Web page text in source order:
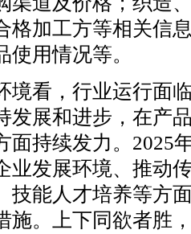
格加工方等相关信
用情况等。
看，行业运行面临
发展和进步，在产
面持续发力。2025
业发展环境、推动
技能人才培养等方
施。上下同欲者胜